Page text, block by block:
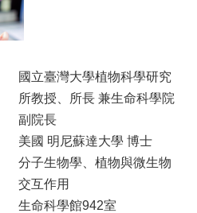
國立臺灣大學植物科學研究
所教授、所長 兼生命科學院
副院長
美國 明尼蘇達大學 博士
分子生物學、植物與微生物
交互作用
生命科學館942室